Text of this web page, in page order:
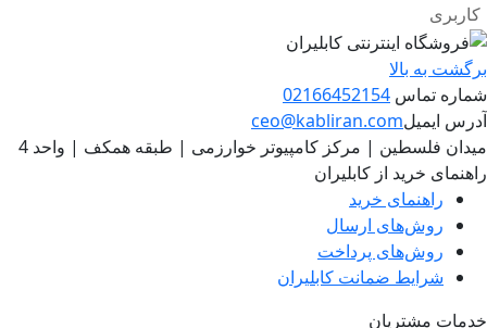
کاربری
برگشت به بالا
شماره تماس 02166452154
آدرس ایمیلceo@kabliran.com
میدان فلسطین | مرکز کامپیوتر خوارزمی | طبقه همکف | واحد 4
راهنمای خرید از کابلیران
راهنمای خرید
روش‌های ارسال
روش‌های پرداخت
شرایط ضمانت کابلیران
خدمات مشتریان